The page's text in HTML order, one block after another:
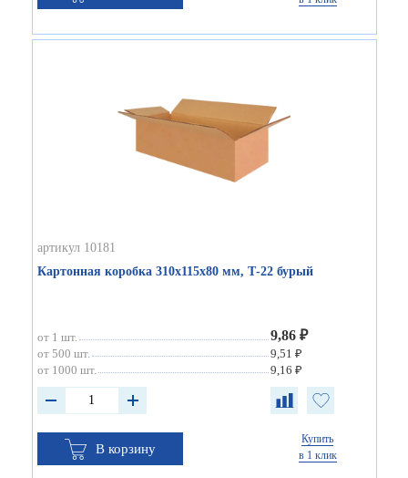
артикул 10181
Картонная коробка 310х115х80 мм, Т-22 бурый
от 1 шт. 9,86 ₽
от 500 шт.
9,51 ₽
от 1000 шт.
9,16 ₽
В корзину
Купить
в 1 клик